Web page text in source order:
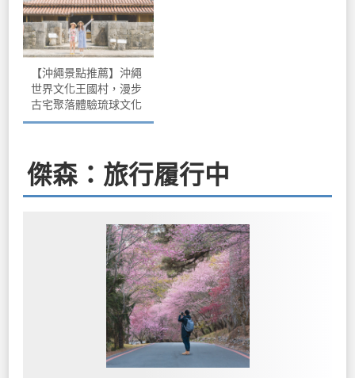
【沖繩景點推薦】沖繩
世界文化王國村，漫步
古宅聚落體驗琉球文化
傑森：旅行履行中